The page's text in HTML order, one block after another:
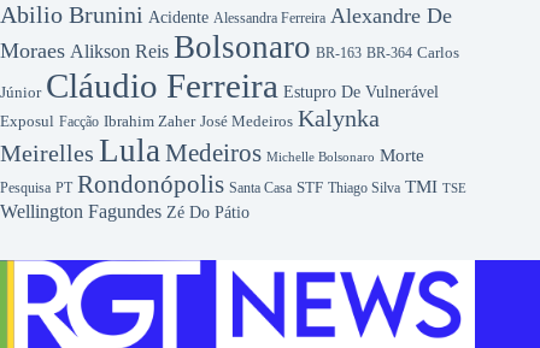
Abilio Brunini Acidente Alessandra Ferreira Alexandre De
Moraes Alikson Reis Bolsonaro BR-163 BR-364 Carlos
Júnior Cláudio Ferreira Estupro De Vulnerável
Exposul Facção Ibrahim Zaher José Medeiros Kalynka
Meirelles Lula Medeiros Michelle Bolsonaro Morte
Pesquisa PT Rondonópolis Santa Casa STF Thiago Silva TMI TSE
Wellington Fagundes Zé Do Pátio